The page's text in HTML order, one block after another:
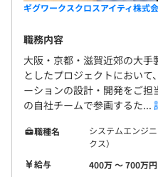
ギグワークスクロスアイティ株式
職務内容
大阪・京都・滋賀近郊の大
としたプロジェクトにおい
ーションの設計・開発をご
の自社チームで参画するた...
職種名
システムエンジ
クス）
給与
400万 〜 700万円